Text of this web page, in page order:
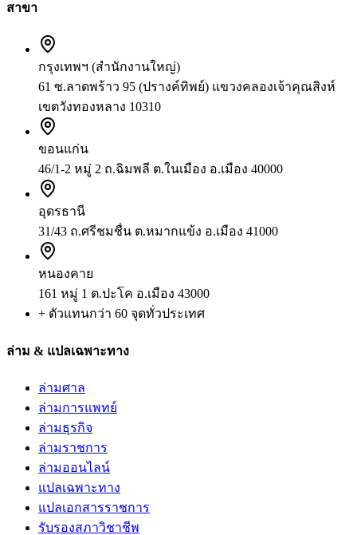
สาขา
กรุงเทพฯ (สำนักงานใหญ่)
61 ซ.ลาดพร้าว 95 (ปรางค์ทิพย์) แขวงคลองเจ้าคุณสิงห์
เขตวังทองหลาง 10310
ขอนแก่น
46/1-2 หมู่ 2 ถ.ฉิมพลี ต.ในเมือง อ.เมือง 40000
อุดรธานี
31/43 ถ.ศรีชมชื่น ต.หมากแข้ง อ.เมือง 41000
หนองคาย
161 หมู่ 1 ต.ปะโค อ.เมือง 43000
+ ตัวแทนกว่า 60 จุดทั่วประเทศ
ล่าม & แปลเฉพาะทาง
ล่ามศาล
ล่ามการแพทย์
ล่ามธุรกิจ
ล่ามราชการ
ล่ามออนไลน์
แปลเฉพาะทาง
แปลเอกสารราชการ
รับรองสภาวิชาชีพ